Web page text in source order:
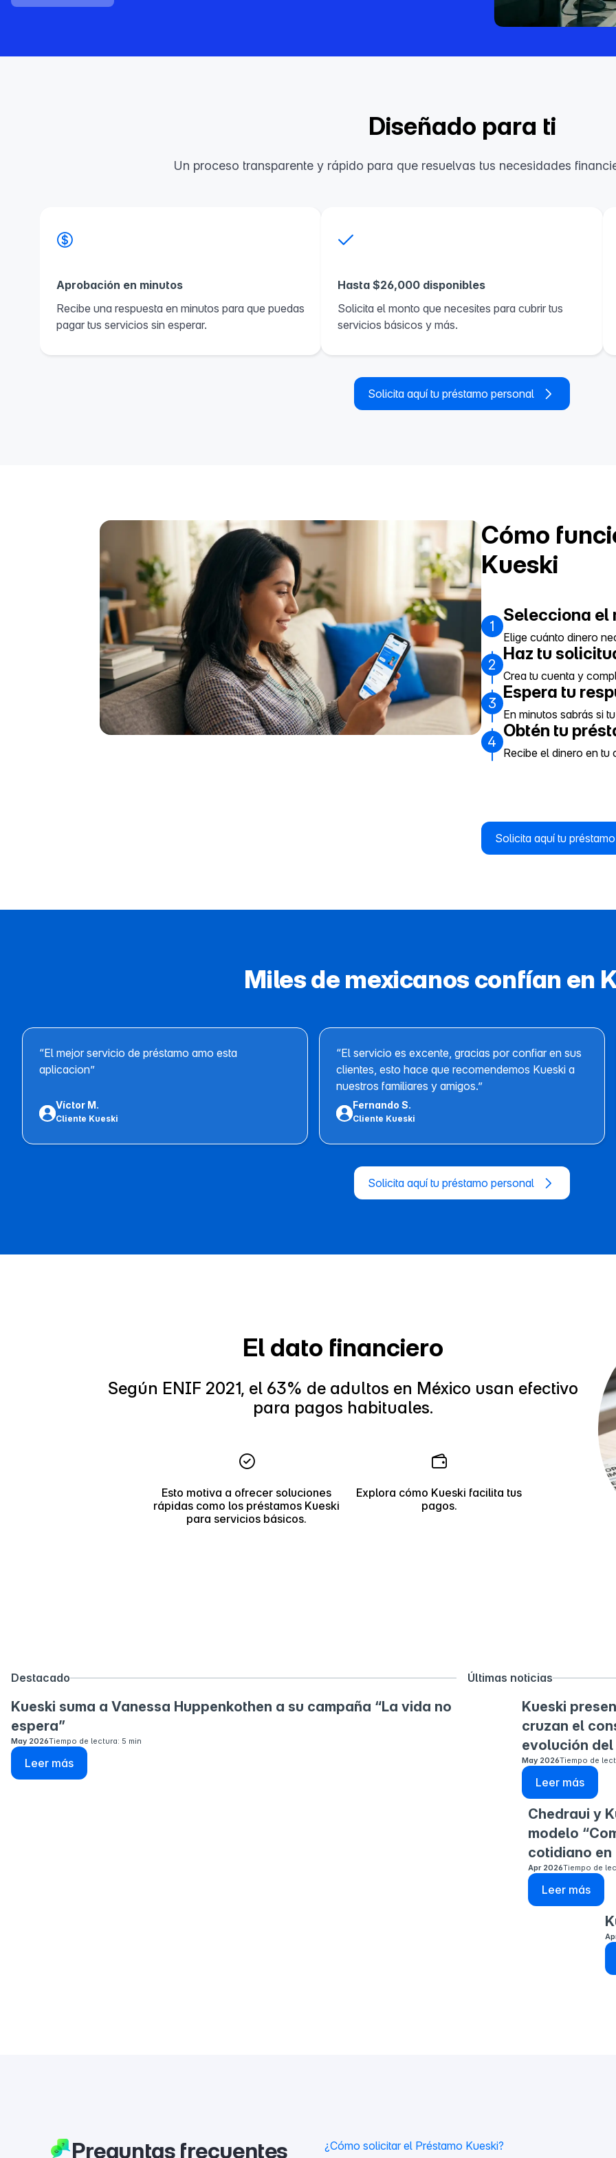
Diseñado para ti
Un proceso transparente y rápido para que resuelvas tus necesidades
Aprobación en minutos
Recibe una respuesta en minutos para que puedas
pagar tus servicios sin esperar.
Hasta $26,000 disponibles
Solicita el monto que necesites para cubrir tus
servicios básicos y más.
Solicita aquí tu préstamo personal
Cómo
Kueski
1
Selecciona el
Elige cuánto dinero
2
Haz tu
Crea tu cuenta y
3
Espera tu
En minutos sabrás si
4
Obtén tu
Recibe el dinero en tu
Solicita aquí tu
Miles de mexicanos confían en
“El mejor servicio de préstamo amo esta
aplicacion”
Víctor M.
Cliente Kueski
“El servicio es excente, gracias por confiar en sus
clientes, esto hace que recomendemos Kueski a
nuestros familiares y amigos.”
Fernando S.
Cliente Kueski
Solicita aquí tu préstamo personal
El dato financiero
Según ENIF 2021, el 63% de adultos en México usan efectivo
para pagos habituales.
Esto motiva a ofrecer soluciones
rápidas como los préstamos Kueski
para servicios básicos.
Explora cómo Kueski facilita tus
pagos.
Destacado
Kueski suma a Vanessa Huppenkothen a su campaña “La vida no
espera”
May 2026Tiempo de lectura: 5 min
Leer más
Últimas noticias
Kueski
cruzan el
evolución
May 2026Tiempo de
Leer más
Chedraui y
modelo
cotidiano en
Apr 2026Tiempo de
Leer más
Preguntas frecuentes
¿Cómo solicitar el Préstamo Kueski?